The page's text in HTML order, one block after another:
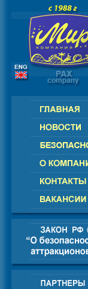
СНГ -